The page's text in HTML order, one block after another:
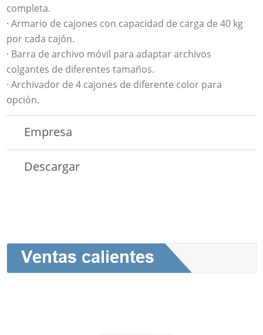
completa.
· Armario de cajones con capacidad de carga de 40 kg
por cada cajón.
· Barra de archivo móvil para adaptar archivos
colgantes de diferentes tamaños.
· Archivador de 4 cajones de diferente color para
opción.
Empresa
Descargar